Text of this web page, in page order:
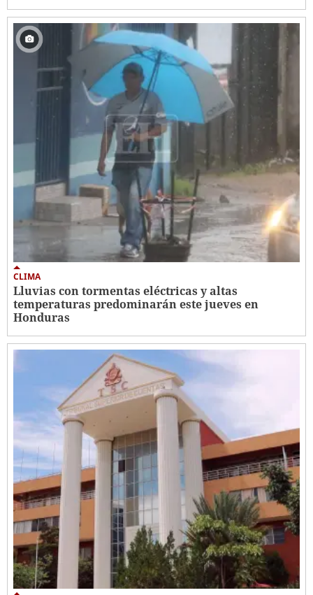
CLIMA
Lluvias con tormentas eléctricas y altas
temperaturas predominarán este jueves en
Honduras